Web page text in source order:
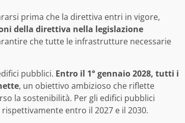
prima che la direttiva entri in vigore,
della direttiva nella legislazione
che tutte le infrastrutture necessarie
pubblici. Entro il 1° gennaio 2028, tutti i
, un obiettivo ambizioso che riflette
la sostenibilità. Per gli edifici pubblici
entro il 2027 e il 2030.